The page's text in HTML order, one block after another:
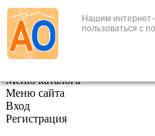
Нашим интернет-
пользоваться с
+7 (495) 646-888-1
В корзине 0
Меню каталога
Меню сайта
Вход
Регистрация